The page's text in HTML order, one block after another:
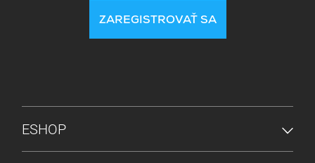
ZAREGISTROVAŤ SA
PONUKA V PÄTE
ESHOP